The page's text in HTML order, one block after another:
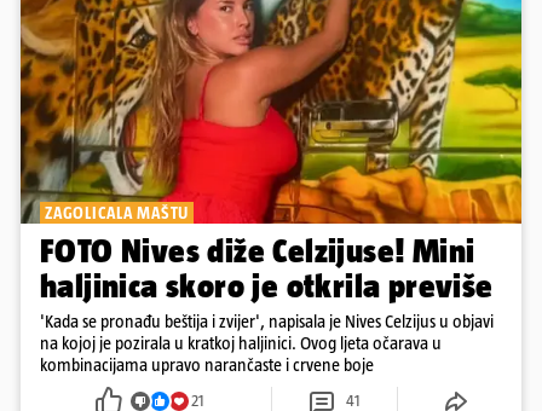
ZAGOLICALA MAŠTU
FOTO Nives diže Celzijuse! Mini
haljinica skoro je otkrila previše
'Kada se pronađu beštija i zvijer', napisala je Nives Celzijus u objavi
na kojoj je pozirala u kratkoj haljinici. Ovog ljeta očarava u
kombinacijama upravo narančaste i crvene boje
21 41